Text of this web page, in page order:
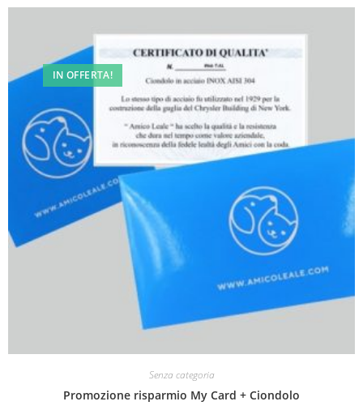
IN OFFERTA!
Senza categoria
Promozione risparmio My Card + Ciondolo